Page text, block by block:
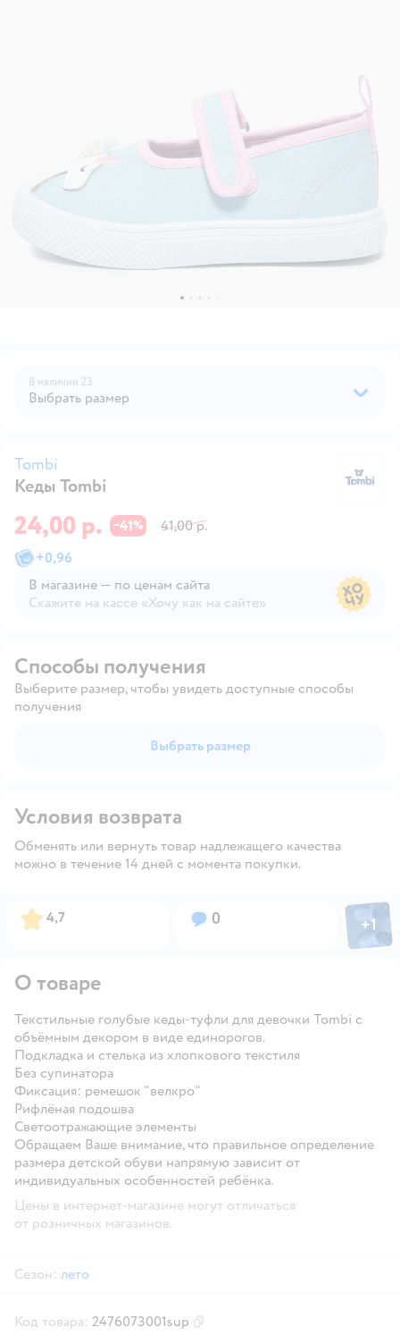
В наличии 23
Выбрать размер
Tombi
Кеды Tombi
24,00 р. −41%
41,00 р.
+0,96
В магазине — по ценам сайта
Скажите на кассе «Хочу как на сайте»
Способы получения
Выберите размер, чтобы увидеть доступные способы
получения
Выбрать размер
Условия возврата
Обменять или вернуть товар надлежащего качества
можно в течение 14 дней с момента покупки.
Рейтинг:
4,7 Вопросов:
0 Фото
+1
О товаре
Текстильные голубые кеды-туфли для девочки Tombi с
объёмным декором в виде единорогов.
Подкладка и стелька из хлопкового текстиля
Без супинатора
Фиксация: ремешок "велкро"
Рифлёная подошва
Светоотражающие элементы
Обращаем Ваше внимание, что правильное определение
размера детской обуви напрямую зависит от
индивидуальных особенностей ребёнка.
Цены в интернет-магазине могут отличаться
от розничных магазинов.
Сезон: лето
Код товара: 2476073001sup